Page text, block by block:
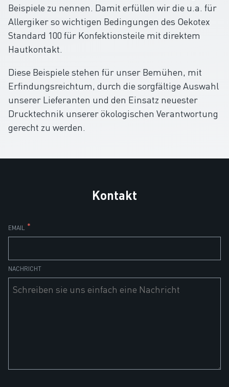
Beispiele zu nennen. Damit erfüllen wir die u.a. für
Allergiker so wichtigen Bedingungen des Oekotex
Standard 100 für Konfektionsteile mit direktem
Hautkontakt.
Diese Beispiele stehen für unser Bemühen, mit
Erfindungsreichtum, durch die sorgfältige Auswahl
unserer Lieferanten und den Einsatz neuester
Drucktechnik unserer ökologischen Verantwortung
gerecht zu werden.
Kontakt
EMAIL *
NACHRICHT